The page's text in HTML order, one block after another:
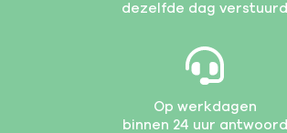
dezelfde dag verstuurd
Op werkdagen
binnen 24 uur antwoord